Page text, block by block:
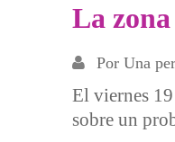
La
Por Una
El viernes
sobre un